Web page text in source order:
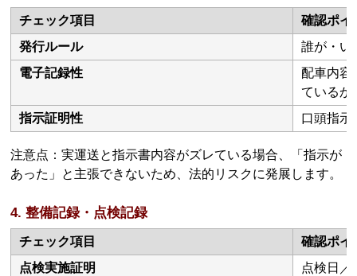
チェック項目
確認ポイ
発行ルール
誰が・い
電子記録性
配車内容
ているか
指示証明性
口頭指示
注意点：実運送と指示書内容がズレている場合、「指示が
あった」と主張できないため、法的リスクに発展します。
4. 整備記録・点検記録
チェック項目
確認ポイ
点検実施証明
点検日／